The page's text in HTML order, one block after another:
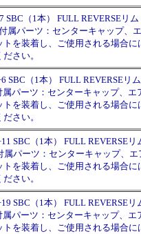
SBC（1本） FULL REVERSEリム
パーツ：センターキャップ
を装着し、ご使用される場合に
さい。
SBC（1本） FULL REVERSEリム
パーツ：センターキャップ、
を装着し、ご使用される場合に
さい。
SBC（1本） FULL REVERSEリ
パーツ：センターキャップ、
を装着し、ご使用される場合に
さい。
SBC（1本） FULL REVERSEリ
パーツ：センターキャップ、
を装着し、ご使用される場合に